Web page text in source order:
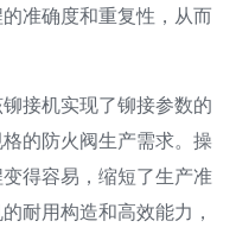
准确度和重复性，从而
接机实现了铆接参数的
的防火阀生产需求。操
得容易，缩短了生产准
耐用构造和高效能力，